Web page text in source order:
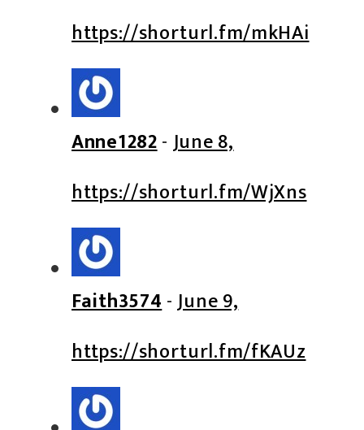
https://shorturl.fm/mkHAi
Anne1282- June 8,
https://shorturl.fm/WjXns
Faith3574-June 9,
https://shorturl.fm/fKAUz